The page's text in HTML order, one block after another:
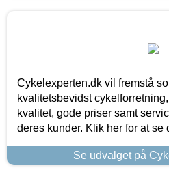
Cykelexperten.dk vil fremstå
kvalitetsbevidst
kvalitet, gode priser samt
deres kunder. Klik her for at se
Se udvalget på